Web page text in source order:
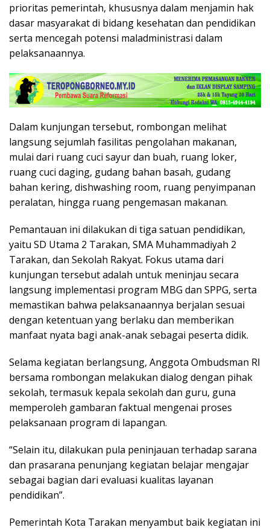
prioritas pemerintah, khususnya dalam menjamin hak
dasar masyarakat di bidang kesehatan dan pendidikan
serta mencegah potensi maladministrasi dalam
pelaksanaannya.
Dalam kunjungan tersebut, rombongan melihat
langsung sejumlah fasilitas pengolahan makanan,
mulai dari ruang cuci sayur dan buah, ruang loker,
ruang cuci daging, gudang bahan basah, gudang
bahan kering, dishwashing room, ruang penyimpanan
peralatan, hingga ruang pengemasan makanan.
Pemantauan ini dilakukan di tiga satuan pendidikan,
yaitu SD Utama 2 Tarakan, SMA Muhammadiyah 2
Tarakan, dan Sekolah Rakyat. Fokus utama dari
kunjungan tersebut adalah untuk meninjau secara
langsung implementasi program MBG dan SPPG, serta
memastikan bahwa pelaksanaannya berjalan sesuai
dengan ketentuan yang berlaku dan memberikan
manfaat nyata bagi anak-anak sebagai peserta didik.
Selama kegiatan berlangsung, Anggota Ombudsman RI
bersama rombongan melakukan dialog dengan pihak
sekolah, termasuk kepala sekolah dan guru, guna
memperoleh gambaran faktual mengenai proses
pelaksanaan program di lapangan.
“Selain itu, dilakukan pula peninjauan terhadap sarana
dan prasarana penunjang kegiatan belajar mengajar
sebagai bagian dari evaluasi kualitas layanan
pendidikan”.
Pemerintah Kota Tarakan menyambut baik kegiatan ini